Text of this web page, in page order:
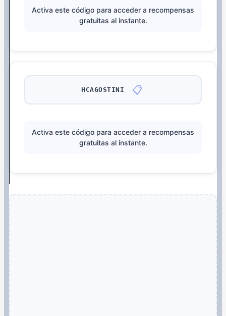
Activa este código para acceder a recompensas
gratuitas al instante.
HCAGOSTINI 📋
Activa este código para acceder a recompensas
gratuitas al instante.